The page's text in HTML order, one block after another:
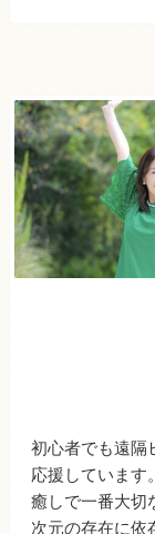
初心者でも遠隔
応援しています。
癒しで一番大切
次元の存在に依